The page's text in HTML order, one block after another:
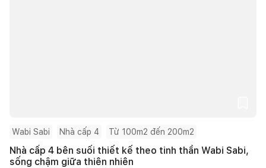
Wabi Sabi Nhà cấp 4 Từ 100m2 đến 200m2
Nhà cấp 4 bên suối thiết kế theo tinh thần Wabi Sabi,
sống chậm giữa thiên nhiên